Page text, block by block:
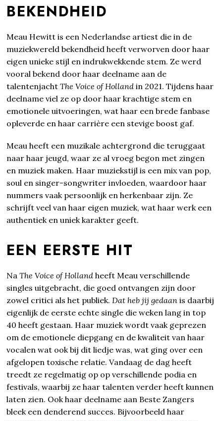
BEKENDHEID
Meau Hewitt is een Nederlandse artiest die in de
muziekwereld bekendheid heeft verworven door haar
eigen unieke stijl en indrukwekkende stem. Ze werd
vooral bekend door haar deelname aan de
talentenjachtThe Voice of Holland in 2021. Tijdens haar
deelname viel ze op door haar krachtige stem en
emotionele uitvoeringen, wat haar een brede fanbase
opleverde en haar carrière een stevige boost gaf.
Meau heeft een muzikale achtergrond die teruggaat
naar haar jeugd, waar ze al vroeg begon met zingen
en muziek maken. Haar muziekstijl is een mix van pop,
soul en singer-songwriter invloeden, waardoor haar
nummers vaak persoonlijk en herkenbaar zijn. Ze
schrijft veel van haar eigen muziek, wat haar werk een
authentiek en uniek karakter geeft.
EEN EERSTE HIT
NaThe Voice of Holland heeft Meau verschillende
singles uitgebracht, die goed ontvangen zijn door
zowel critici als het publiek. Dat heb jij gedaan is daarbij
eigenlijk de eerste echte single die weken lang in top
40 heeft gestaan. Haar muziek wordt vaak geprezen
om de emotionele diepgang en de kwaliteit van haar
vocalen wat ook bij dit liedje was, wat ging over een
afgelopen toxische relatie. Vandaag de dag heeft
treedt ze regelmatig op op verschillende podia en
festivals, waarbij ze haar talenten verder heeft kunnen
laten zien. Ook haar deelname aan Beste Zangers
bleek een denderend succes. Bijvoorbeeld haar